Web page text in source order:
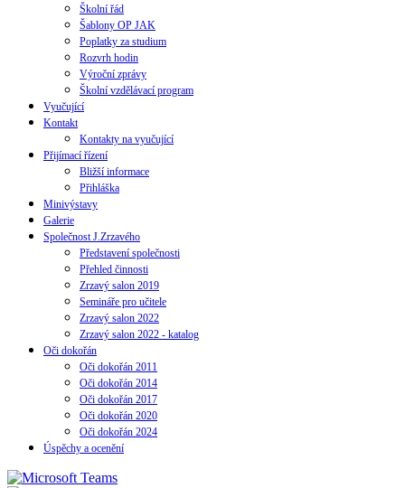
Školní řád
Šablony OP JAK
Poplatky za studium
Rozvrh hodin
Výroční zprávy
Školní vzdělávací program
Vyučující
Kontakt
Kontakty na vyučující
Přijímací řízení
Bližší informace
Přihláška
Minivýstavy
Galerie
Společnost J.Zrzavého
Představení společnosti
Přehled činnosti
Zrzavý salon 2019
Semináře pro učitele
Zrzavý salon 2022
Zrzavý salon 2022 - katalog
Oči dokořán
Oči dokořán 2011
Oči dokořán 2014
Oči dokořán 2017
Oči dokořán 2020
Oči dokořán 2024
Úspěchy a ocenění